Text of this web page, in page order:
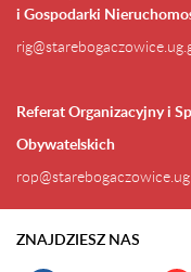
i Gospodarki
Referat Organizacyjny i
Obywatelskich
ZNAJDZIESZ NAS